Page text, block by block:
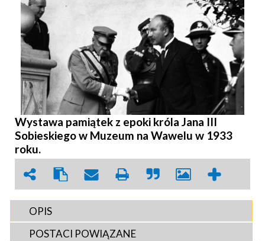
SZUKANA FRAZA
Wystawa pamiątek z epoki króla Jana III
Sobieskiego w Muzeum na Wawelu w 1933
roku.
OPIS
POSTACI POWIĄZANE